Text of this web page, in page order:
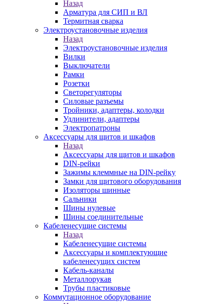
Назад
Арматура для СИП и ВЛ
Термитная сварка
Электроустановочные изделия
Назад
Электроустановочные изделия
Вилки
Выключатели
Рамки
Розетки
Светорегуляторы
Силовые разъемы
Тройники, адаптеры, колодки
Удлинители, адаптеры
Электропатроны
Аксессуары для щитов и шкафов
Назад
Аксессуары для щитов и шкафов
DIN-рейки
Зажимы клеммные на DIN-рейку
Замки для щитового оборудования
Изоляторы шинные
Сальники
Шины нулевые
Шины соединительные
Кабеленесущие системы
Назад
Кабеленесущие системы
Аксессуары и комплектующие
кабеленесущих систем
Кабель-каналы
Металлорукав
Трубы пластиковые
Коммутационное оборудование